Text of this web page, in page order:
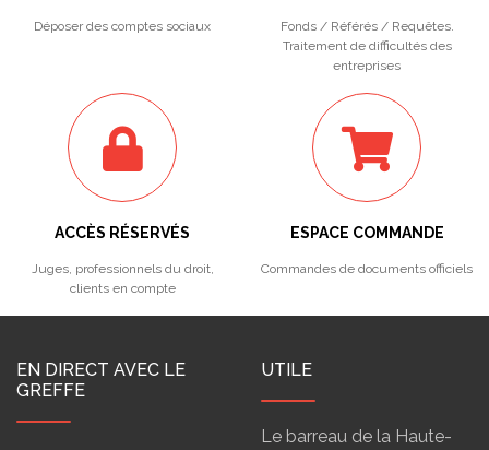
Déposer des comptes sociaux
Fonds / Référés / Requêtes.
Traitement de difficultés des
entreprises
ACCÈS RÉSERVÉS
Juges, professionnels du droit,
clients en compte
ESPACE COMMANDE
Commandes de documents officiels
EN DIRECT AVEC LE
GREFFE
UTILE
Le barreau de la Haute-